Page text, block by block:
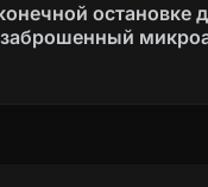
остановке